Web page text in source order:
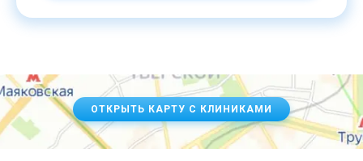
ОТКРЫТЬ КАРТУ С КЛИНИКАМИ